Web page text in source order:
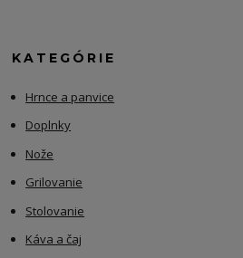
KATEGÓRIE
Hrnce a panvice
Doplnky
Nože
Grilovanie
Stolovanie
Káva a čaj